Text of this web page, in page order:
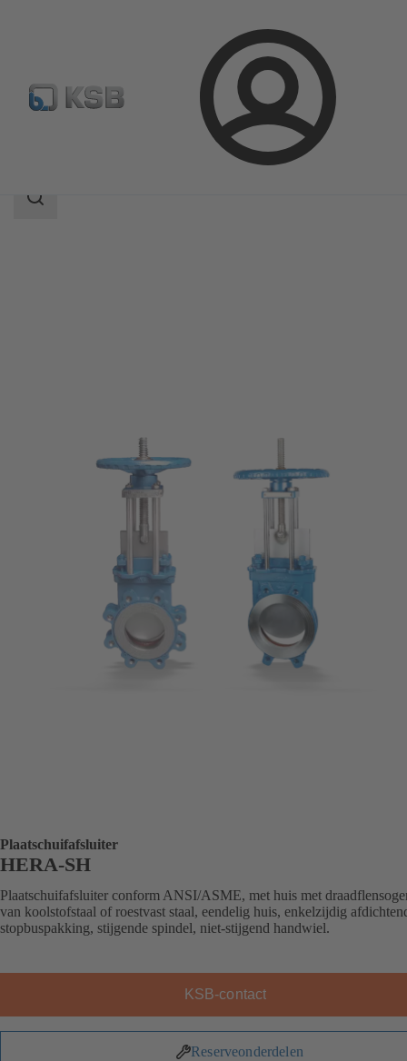
Aanmelding
Productcatalogus HERA-SH
Zoekgebied
Plaatschuifafsluiter
HERA-SH
Plaatschuifafsluiter conform ANSI/ASME, met huis met
van koolstofstaal of roestvast staal, eendelig huis, enkelzijdig
stopbuspakking, stijgende spindel, niet-stijgend handwiel.
KSB-contact
Reserveonderdelen